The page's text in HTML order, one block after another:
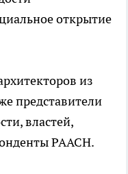
открытие
из
представители
властей,
РААСН.